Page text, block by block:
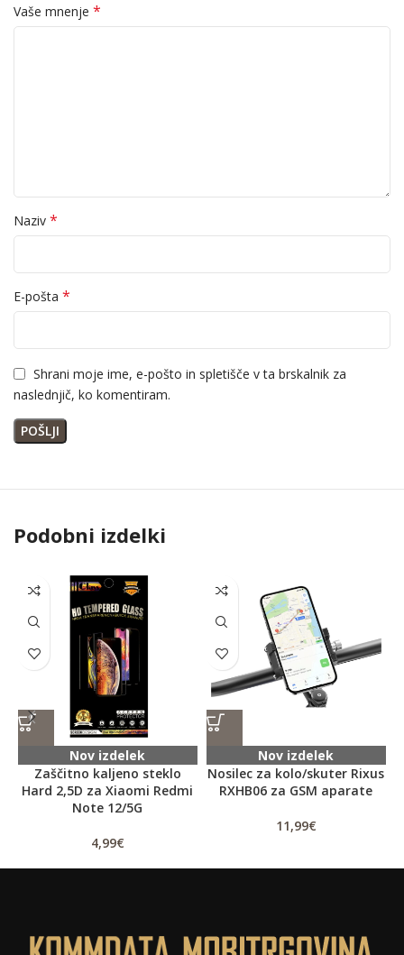
Vaše mnenje *
Naziv *
E-pošta *
Shrani moje ime, e-pošto in spletišče v ta brskalnik za
naslednjič, ko komentiram.
Podobni izdelki
Nov izdelek
Zaščitno kaljeno steklo
Hard 2,5D za Xiaomi Redmi
Note 12/5G
4,99€
Nov izdelek
Nosilec za kolo/skuter Rixus
RXHB06 za GSM aparate
11,99€